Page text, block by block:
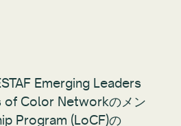
Emerging Leaders
of Color Networkのメン
Program (LoCF)の